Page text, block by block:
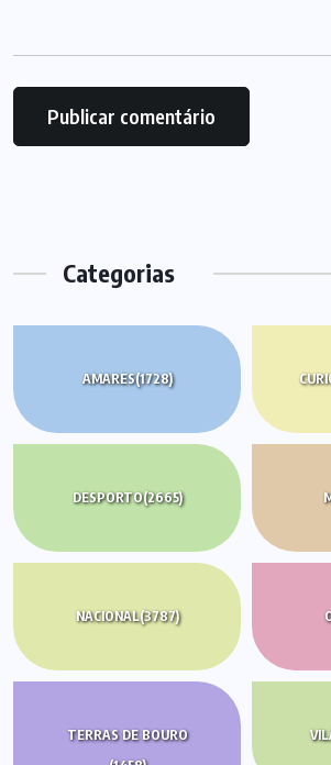
Categorias
AMARES(1728)
DESPORTO(2665)
NACIONAL(3787)
TERRAS DE BOURO